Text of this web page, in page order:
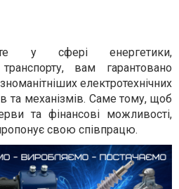
у сфері енергетики,
вам гарантовано
електротехнічних
та механізмів. Саме тому, щоб
та фінансові можливості,
свою співпрацю.